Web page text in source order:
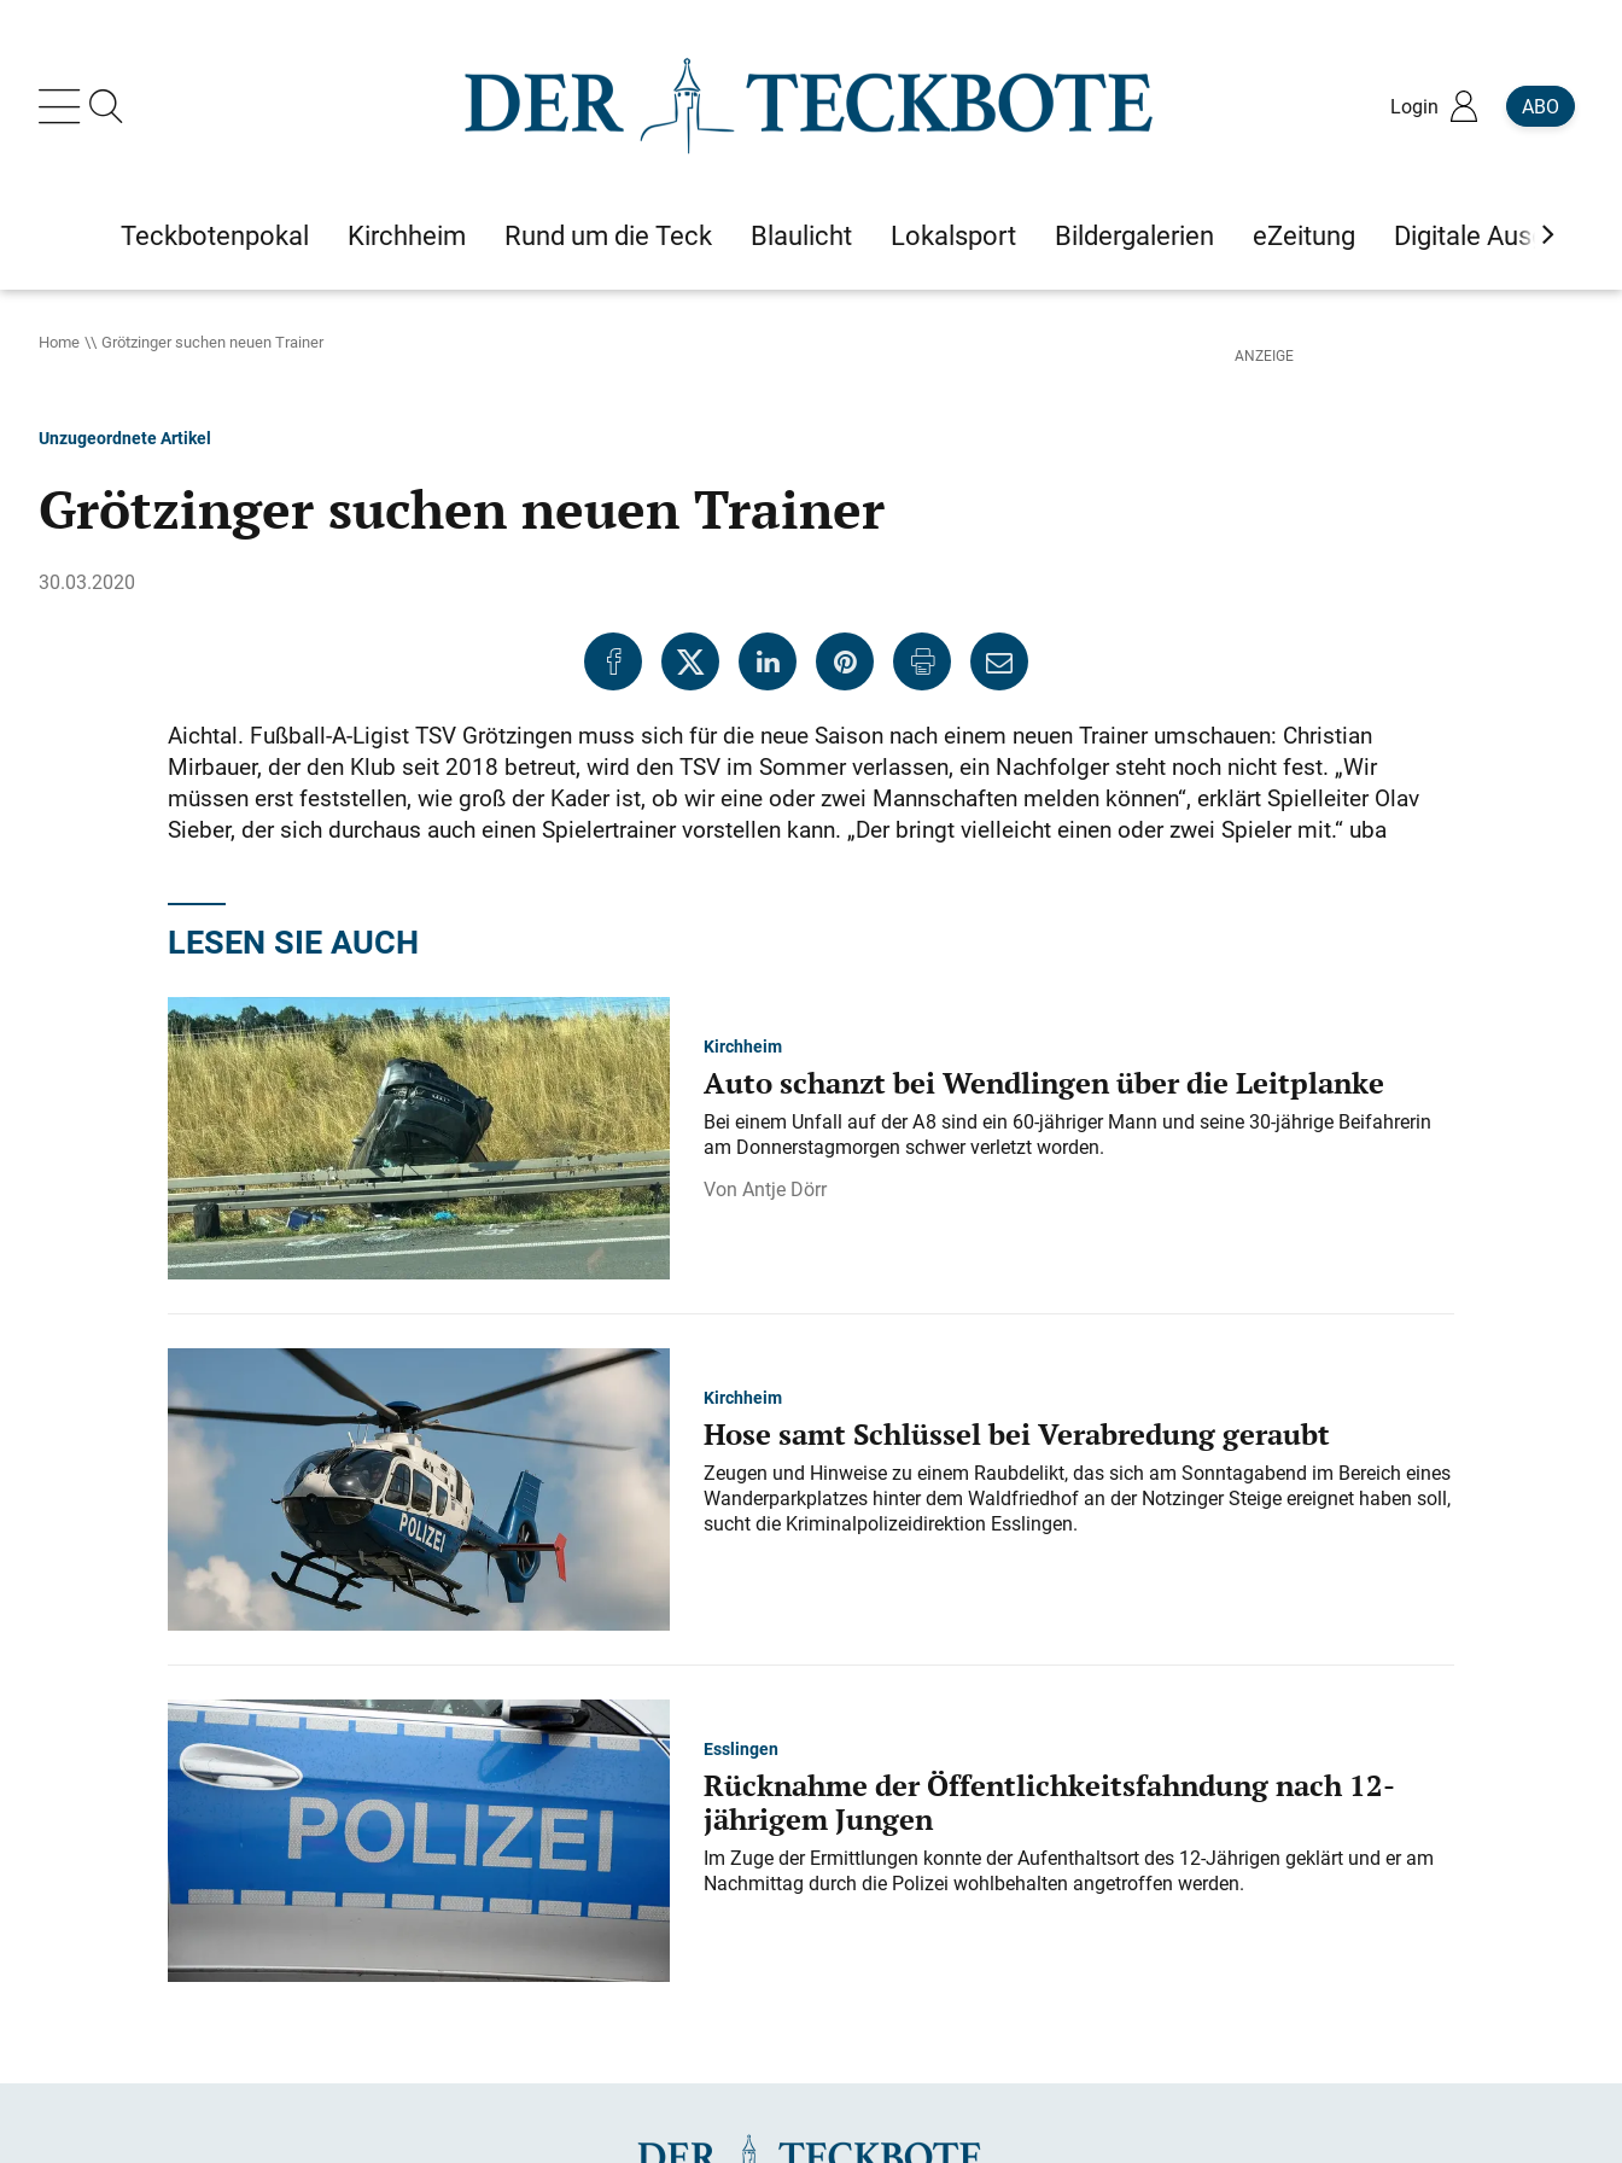
Login ABO
Teckbotenpokal Kirchheim Rund um die Teck Blaulicht Lokalsport Bildergalerien eZeitung Digitale Ausgaben
Home Grötzinger suchen neuen Trainer
Unzugeordnete Artikel
Grötzinger suchen neuen Trainer
30.03.2020
Aichtal. Fußball-A-Ligist TSV Grötzingen muss sich für die neue Saison nach einem neuen Trainer umschauen: Christian
Mirbauer, der den Klub seit 2018 betreut, wird den TSV im Sommer verlassen, ein Nachfolger steht noch nicht fest. „Wir
müssen erst feststellen, wie groß der Kader ist, ob wir eine oder zwei Mannschaften melden können“, erklärt Spielleiter Olav
Sieber, der sich durchaus auch einen Spielertrainer vorstellen kann. „Der bringt vielleicht einen oder zwei Spieler mit.“ uba
LESEN SIE AUCH
Kirchheim
Auto schanzt bei Wendlingen über die Leitplanke
Bei einem Unfall auf der A 8 sind ein 60-jähriger Mann und seine 30-jährige Beifahrerin
am Donnerstagmorgen schwer verletzt worden.
Antje Dörr
Kirchheim
Hose samt Schlüssel bei Verabredung geraubt
Zeugen und Hinweise zu einem Raubdelikt, das sich am Sonntagabend im Bereich eines
Wanderparkplatzes hinter dem Waldfriedhof an der Notzinger Steige ereignet haben soll,
sucht die Kriminalpolizeidirektion Esslingen.
Esslingen
Rücknahme der Öffentlichkeitsfahndung nach 12-
jährigem Jungen
Im Zuge der Ermittlungen konnte der Aufenthaltsort des 12-Jährigen geklärt und er am
Nachmittag durch die Polizei wohlbehalten angetroffen werden.